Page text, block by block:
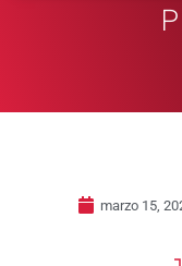
marzo 15,